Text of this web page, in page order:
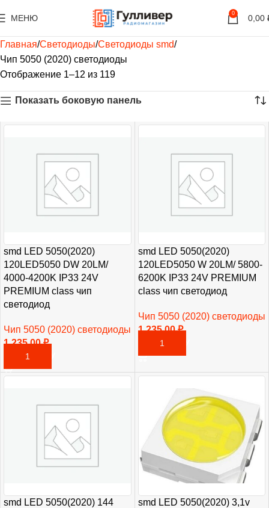
МЕНЮ 0 0,00
Главная Светодиоды Светодиоды smd
Чип 5050 (2020) светодиоды
Отображение 1–12 из 119
Показать боковую панель
smd LED 5050(2020)
120LED5050 DW 20LM/
4000-4200K IP33 24V
PREMIUM class чип
светодиод
Чип 5050 (2020) светодиоды
1 235,00₽
В КОРЗИНУ
smd LED 5050(2020)
120LED5050 W 20LM/ 5800-
6200K IP33 24V PREMIUM
class чип светодиод
Чип 5050 (2020) светодиоды
1 235,00₽
В КОРЗИНУ
smd LED 5050(2020) 144
smd LED 5050(2020) 3,1v